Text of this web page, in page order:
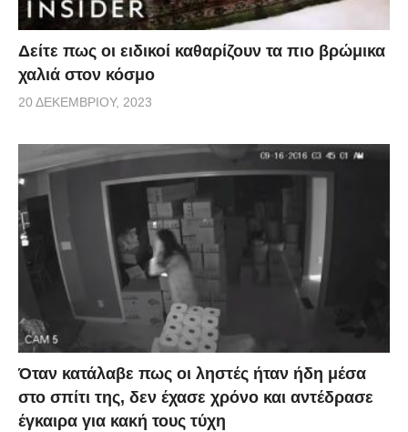
Δείτε πως οι ειδικοί καθαρίζουν τα πιο βρώμικα
χαλιά στον κόσμο
20 ΔΕΚΕΜΒΡΊΟΥ, 2023
Όταν κατάλαβε πως οι ληστές ήταν ήδη μέσα
στο σπίτι της, δεν έχασε χρόνο και αντέδρασε
έγκαιρα για κακή τους τύχη